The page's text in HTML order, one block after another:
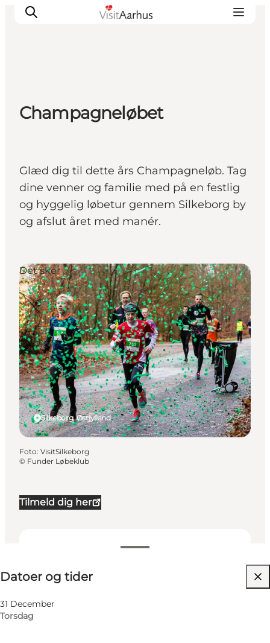
Oplevelser
Kalender
Transport
Champagneløbet
Glæd dig til dette års Champagneløb. Tag
dine venner og familie med på en festlig
og hyggelig løbetur gennem Silkeborg by
og afslut året med manér.
Tilmeld dig her
Datoer og tider
31 December
Torsdag
Besøg hjemmeside
Mig selv
Silkeborg, Østjylland
Det sker
Foto: VisitSilkeborg
© Funder Løbeklub